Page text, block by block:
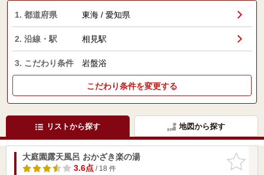
1. 都道府県 東海 / 愛知県
2. 沿線・駅 相見駅
3. こだわり条件 岩盤浴
こだわり条件を変更する
リストから探す 地図から探す
お気に入
りに追加
大庭園露天風呂 おかざき楽の湯
3.6点/ 18 件